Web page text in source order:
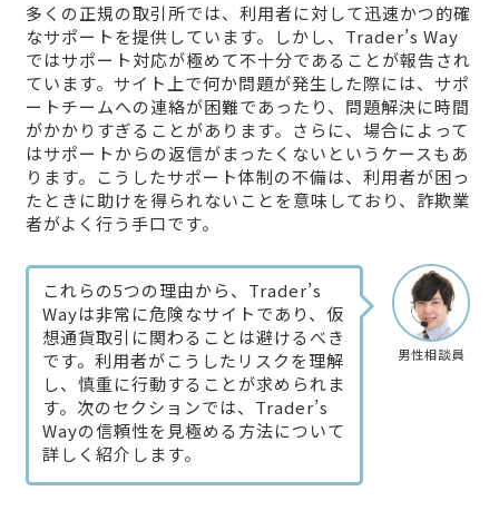
多くの正規の取引所では、利用者に対して迅速かつ的確
なサポートを提供しています。しかし、Trader’s Way
ではサポート対応が極めて不十分であることが報告され
ています。サイト上で何か問題が発生した際には、サポ
ートチームへの連絡が困難であったり、問題解決に時間
がかかりすぎることがあります。さらに、場合によって
はサポートからの返信がまったくないというケースもあ
ります。こうしたサポート体制の不備は、利用者が困っ
たときに助けを得られないことを意味しており、詐欺業
者がよく行う手口です。
男性相談員
これらの5つの理由から、Trader’s
Wayは非常に危険なサイトであり、仮
想通貨取引に関わることは避けるべき
です。利用者がこうしたリスクを理解
し、慎重に行動することが求められま
す。次のセクションでは、Trader’s
Wayの信頼性を見極める方法について
詳しく紹介します。